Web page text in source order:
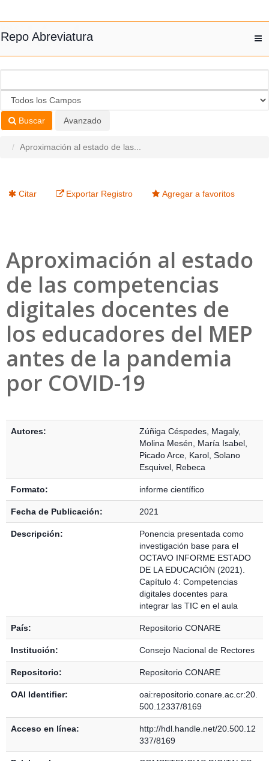
Repo Abreviatura
Buscar Avanzado
Aproximación al estado de las...
Citar Exportar Registro Agregar a favoritos
Aproximación al estado
de las competencias
digitales docentes de
los educadores del MEP
antes de la pandemia
por COVID-19
Autores: Zúñiga Céspedes, Magaly,
Molina Mesén, María Isabel
Picado Arce, Karol Solano
Esquivel, Rebeca
Formato: informe científico
Fecha de Publicación: 2021
Descripción:
Ponencia presentada como
investigación base para el
OCTAVO INFORME ESTADO
DE LA EDUCACIÓN (2021).
Capítulo 4: Competencias
digitales docentes para
integrar las TIC en el aula
País: Repositorio CONARE
Institución: Consejo Nacional de Rectores
Repositorio: Repositorio CONARE
OAI Identifier:
oai:repositorio.conare.ac.cr:20.
500.12337/8169
Acceso en línea:
http://hdl.handle.net/20.500.12
337/8169